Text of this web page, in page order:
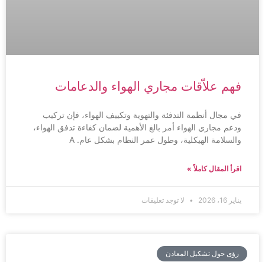
فهم علاّقات مجاري الهواء والدعامات
في مجال أنظمة التدفئة والتهوية وتكييف الهواء، فإن تركيب
ودعم مجاري الهواء أمر بالغ الأهمية لضمان كفاءة تدفق الهواء،
والسلامة الهيكلية، وطول عمر النظام بشكل عام. A
اقرأ المقال كاملاً »
يناير 16، 2026 لا توجد تعليقات
رؤى حول تشكيل المعادن